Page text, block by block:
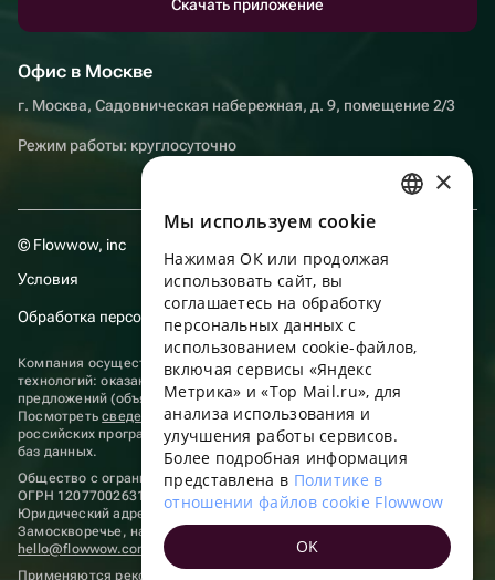
Скачать приложение
Офис в Москве
г. Москва, Садовническая набережная, д. 9, помещение 2/3
Режим работы: круглосуточно
© Flowwow, inc
Условия
Обработка персональных данных
Компания осуществляет деятельность в области информационных
технологий: оказание услуг в сети “Интернет” по размещению
предложений (объявлений) продавцов о реализации товаров.
Посмотретьсведения о программах, включенных в реестр
российских программ для электронных вычислительных машин и
баз данных.
Общество с ограниченной ответственностью «ФЛАУВАУ»
ОГРН 1207700263198, ИНН 9702020445
Юридический адрес: г. Москва, вн.тер. г. Муниципальный округ
Замоскворечье, наб. Садовническая, д. 9, помещ. 2/3.
hello@flowwow.com
8 800 555-16-15
Применяютсярекомендательные технологии
ENGLISH
UKRAINIAN
PORTUGUESE
FRENCH
TURKISH
×
Мы используем сookie
Нажимая ОК или продолжая
использовать сайт, вы
соглашаетесь на обработку
персональных данных с
использованием cookie-файлов,
включая сервисы «Яндекс
Метрика» и «Top Mail.ru», для
анализа использования и
улучшения работы сервисов.
Более подробная информация
представлена в Политике в
отношении файлов cookie Flowwow
OK